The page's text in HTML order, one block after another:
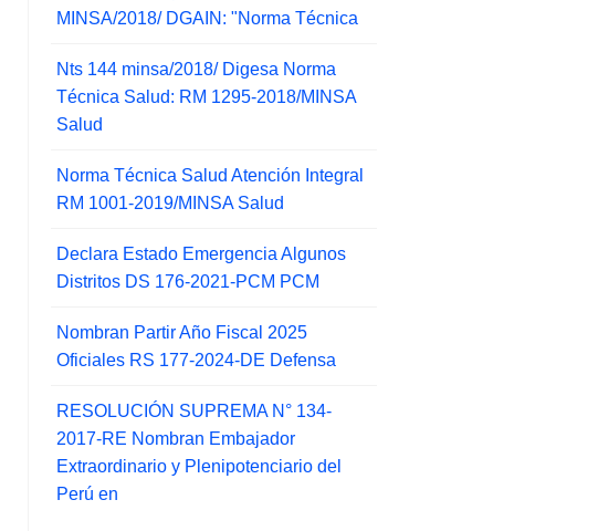
MINSA/2018/ DGAIN: "Norma Técnica
Nts 144 minsa/2018/ Digesa Norma
Técnica Salud: RM 1295-2018/MINSA
Salud
Norma Técnica Salud Atención Integral
RM 1001-2019/MINSA Salud
Declara Estado Emergencia Algunos
Distritos DS 176-2021-PCM PCM
Nombran Partir Año Fiscal 2025
Oficiales RS 177-2024-DE Defensa
RESOLUCIÓN SUPREMA N° 134-
2017-RE Nombran Embajador
Extraordinario y Plenipotenciario del
Perú en